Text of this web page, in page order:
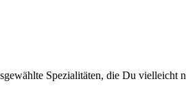
Spezialitäten, die Du vielleicht